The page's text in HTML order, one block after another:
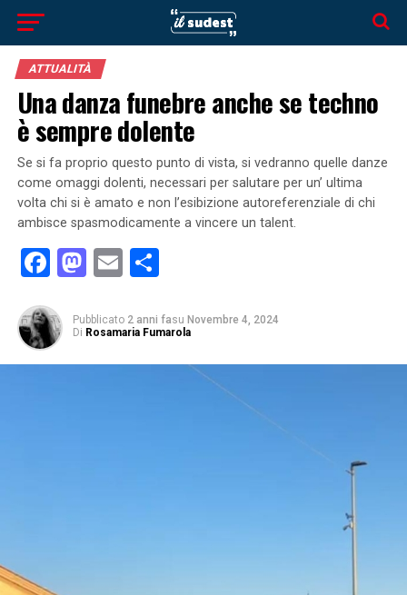
ATTUALITÀ
Una danza funebre anche se techno
è sempre dolente
Se si fa proprio questo punto di vista, si vedranno quelle danze
come omaggi dolenti, necessari per salutare per un’ ultima
volta chi si è amato e non l’esibizione autoreferenziale di chi
ambisce spasmodicamente a vincere un talent.
Facebook
Mastodon
EmailCondividi
Pubblicato 2 anni fasu Novembre 4, 2024
Di Rosamaria Fumarola